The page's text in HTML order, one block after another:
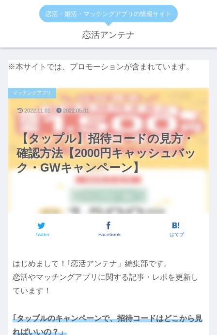
恋活・婚活・マッチングアプリの情報サイト
恋活アンテナ
※本サイトでは、プロモーションが含まれています。
【タップル】招待コードの見方・
確認方法【2000円キャッシュバッ
ク・GWキャンペーン】
マッチングアプリ
Twitter Facebook はてブ
2022.11.01 2022.05.01
はじめまして！｢恋活アンテナ」編集部です。
恋活やマッチングアプリに関する記事・レポを更新し
ています！
｢タップルのキャンペーンで、招待コードはどこから見
ればいいの？」